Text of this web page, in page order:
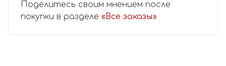
Поделитесь своим мнением после
покупки в разделе «Все заказы»